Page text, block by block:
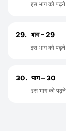
इस भाग को
29. भाग – 29
इस भाग को
30. भाग – 30
इस भाग को